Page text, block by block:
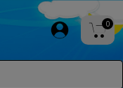
0